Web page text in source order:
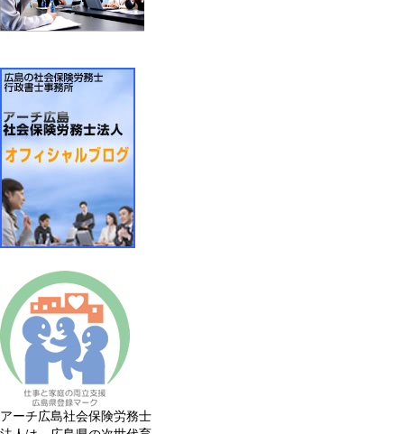
アーチ広島社会保険労務士